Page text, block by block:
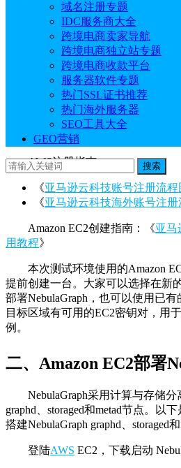
域名注册专题
IDC服务商大全
跨境电商卖家导航
跨境电商独立站专题
跨境电商收款平台
服务器软件专题
热门SSL证书推荐
热门海外服务器
SEO工具大全
GEO营销
搜索
一、准备工作
在部署NebulaGraph数据库之
并且具备创建Amazon EC2实例、
限。登录AWS管理控制台，检查
的弹性IP、EC2实例配额等。
AWS官网：
AWS注册指南：
《亚马逊云科技账号注册流程
《亚马逊云科技海外账号注
Amazon EC2创建指南：《亚马
用教程》
本次测试环境使用的Amazon
提前创建一台。大家可以选择在新
部署NebulaGraph，也可以使用已
目标区域有可用的EC2密钥对，用
例。
二、Amazon EC2部署
NebulaGraph采用计算与存储
graphd、storaged和metad节点。以
搭建NebulaGraph graphd、storaged
登陆AWS EC2，下载启动